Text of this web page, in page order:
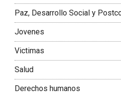
Paz, Desarrollo Social y
Jovenes
Victimas
Salud
Derechos humanos